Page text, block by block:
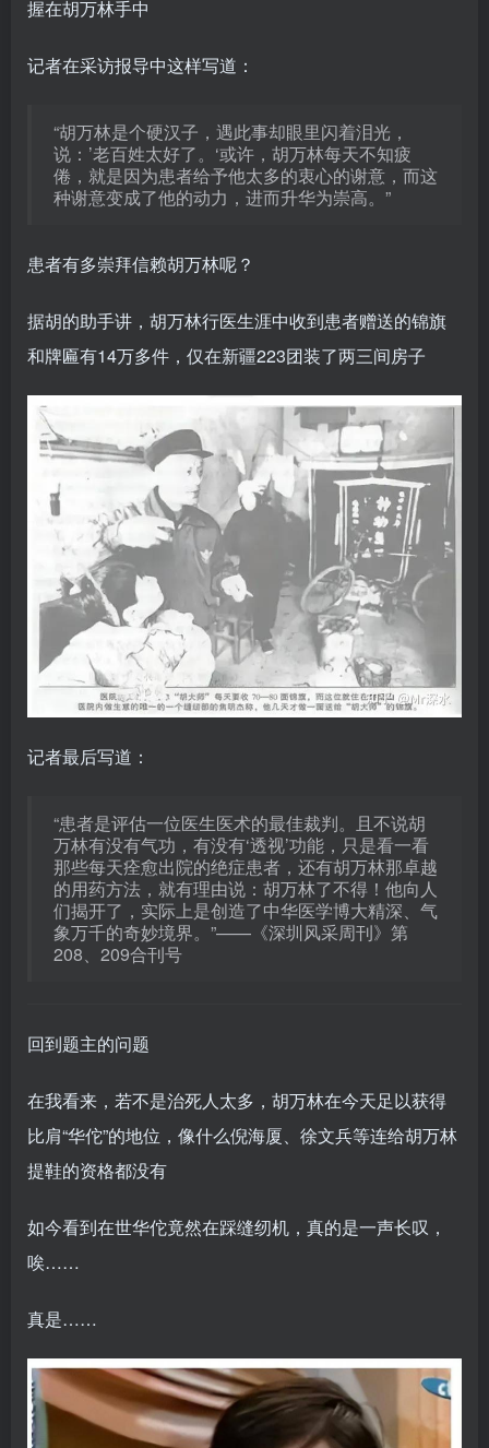
握在胡万林手中
记者在采访报导中这样写道：
“胡万林是个硬汉子，遇此事却眼里闪着泪光，
说：’老百姓太好了。‘或许，胡万林每天不知疲
倦，就是因为患者给予他太多的衷心的谢意，而这
种谢意变成了他的动力，进而升华为崇高。”
患者有多崇拜信赖胡万林呢？
据胡的助手讲，胡万林行医生涯中收到患者赠送的锦旗
和牌匾有14万多件，仅在新疆223团装了两三间房子
记者最后写道：
“患者是评估一位医生医术的最佳裁判。且不说胡
万林有没有气功，有没有‘透视’功能，只是看一看
那些每天痊愈出院的绝症患者，还有胡万林那卓越
的用药方法，就有理由说：胡万林了不得！他向人
们揭开了，实际上是创造了中华医学博大精深、气
象万千的奇妙境界。”——《深圳风采周刊》第
208、209合刊号
回到题主的问题
在我看来，若不是治死人太多，胡万林在今天足以获得
比肩“华佗”的地位，像什么倪海厦、徐文兵等连给胡万林
提鞋的资格都没有
如今看到在世华佗竟然在踩缝纫机，真的是一声长叹，
唉……
真是……